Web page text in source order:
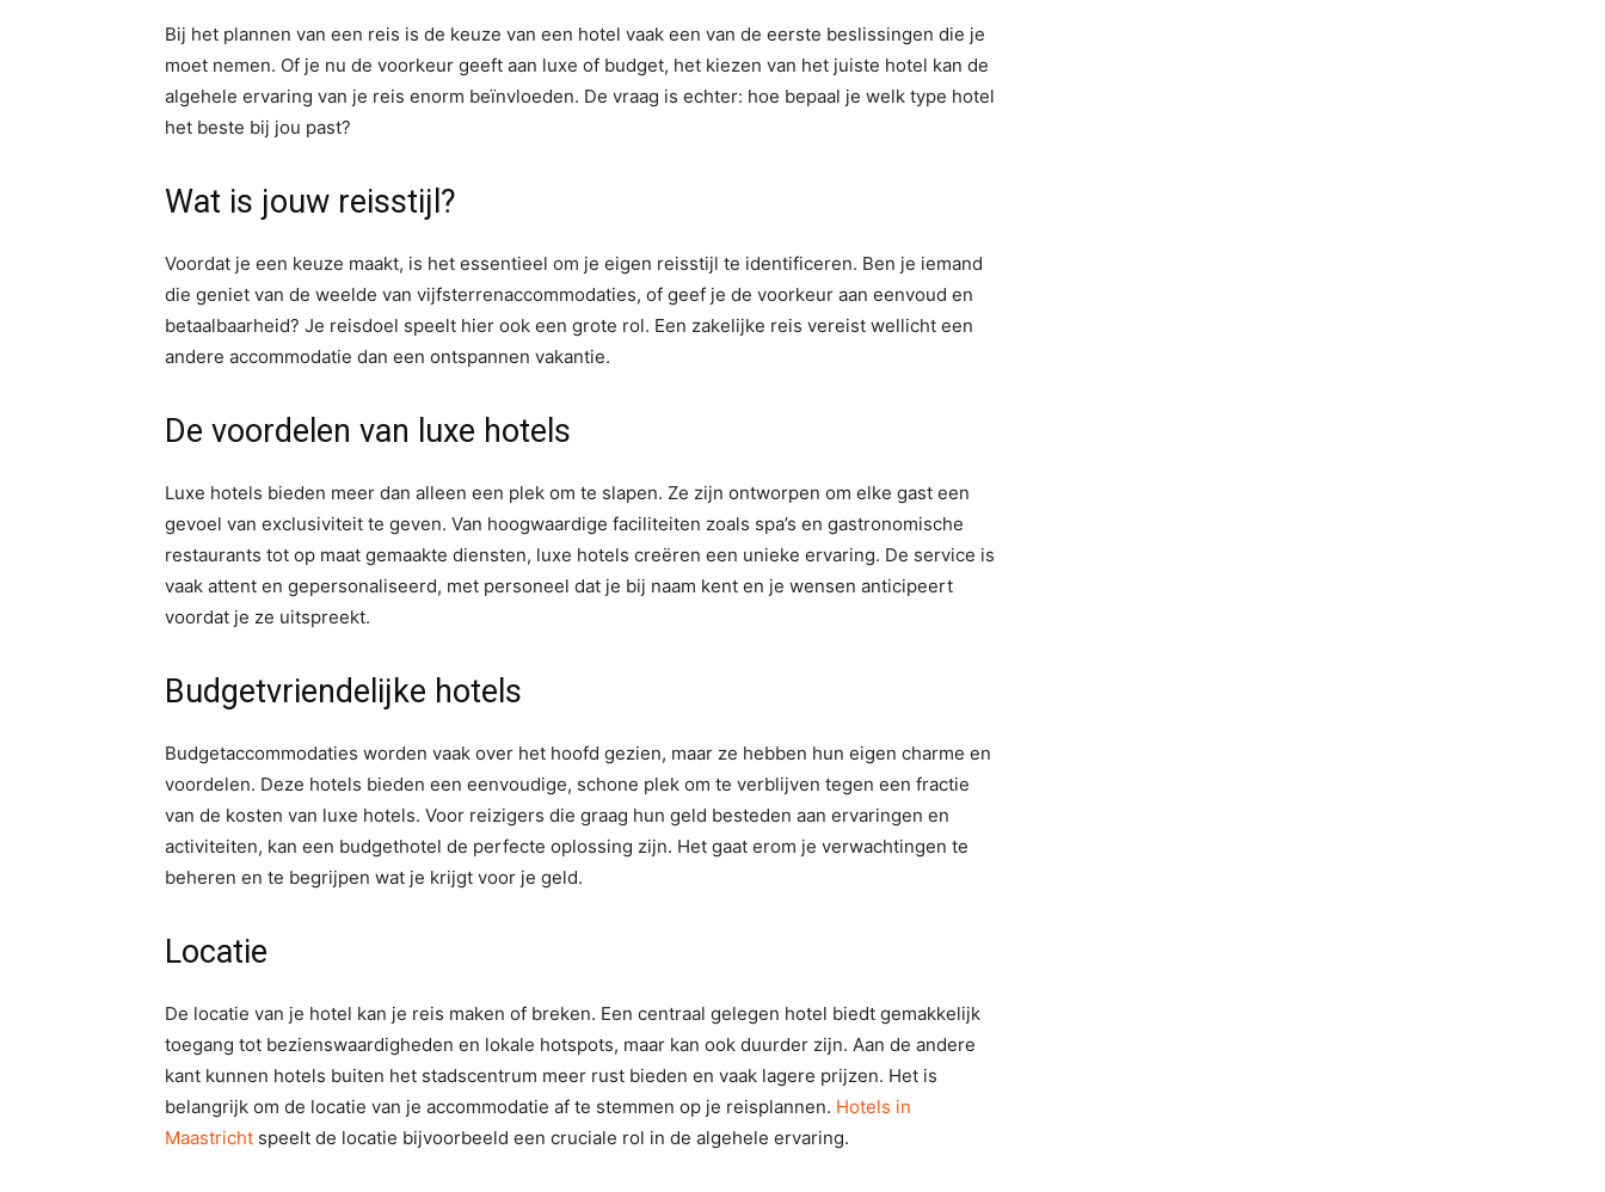
Bij het plannen van een reis is de keuze van een hotel vaak een van de eerste beslissingen die je
moet nemen. Of je nu de voorkeur geeft aan luxe of budget, het kiezen van het juiste hotel kan de
algehele ervaring van je reis enorm beïnvloeden. De vraag is echter: hoe bepaal je welk type hotel
het beste bij jou past?
Wat is jouw reisstijl?
Voordat je een keuze maakt, is het essentieel om je eigen reisstijl te identificeren. Ben je iemand
die geniet van de weelde van vijfsterrenaccommodaties, of geef je de voorkeur aan eenvoud en
betaalbaarheid? Je reisdoel speelt hier ook een grote rol. Een zakelijke reis vereist wellicht een
andere accommodatie dan een ontspannen vakantie.
De voordelen van luxe hotels
Luxe hotels bieden meer dan alleen een plek om te slapen. Ze zijn ontworpen om elke gast een
gevoel van exclusiviteit te geven. Van hoogwaardige faciliteiten zoals spa’s en gastronomische
restaurants tot op maat gemaakte diensten, luxe hotels creëren een unieke ervaring. De service is
vaak attent en gepersonaliseerd, met personeel dat je bij naam kent en je wensen anticipeert
voordat je ze uitspreekt.
Budgetvriendelijke hotels
Budgetaccommodaties worden vaak over het hoofd gezien, maar ze hebben hun eigen charme en
voordelen. Deze hotels bieden een eenvoudige, schone plek om te verblijven tegen een fractie
van de kosten van luxe hotels. Voor reizigers die graag hun geld besteden aan ervaringen en
activiteiten, kan een budgethotel de perfecte oplossing zijn. Het gaat erom je verwachtingen te
beheren en te begrijpen wat je krijgt voor je geld.
Locatie
De locatie van je hotel kan je reis maken of breken. Een centraal gelegen hotel biedt gemakkelijk
toegang tot bezienswaardigheden en lokale hotspots, maar kan ook duurder zijn. Aan de andere
kant kunnen hotels buiten het stadscentrum meer rust bieden en vaak lagere prijzen. Het is
belangrijk om de locatie van je accommodatie af te stemmen op je reisplannen. Hotels in
Maastricht speelt de locatie bijvoorbeeld een cruciale rol in de algehele ervaring.